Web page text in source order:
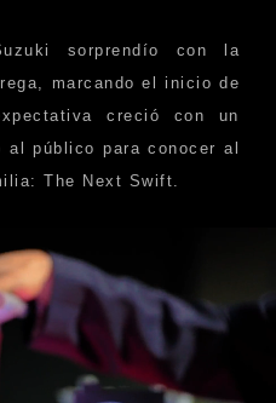
sorprendío con la
marcando el inicio de
creció con un
al público para conocer al
The Next Swift.​